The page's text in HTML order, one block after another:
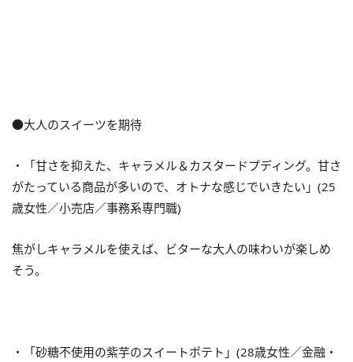
●大人のスイーツを期待
・「甘さを抑えた、キャラメル＆カスタードプディング。甘さ
がたっている商品が多いので、オトナな感じでいきたい」(25
歳女性／小売店／事務系専門職)
焦がしキャラメルを使えば、ビターな大人の味わいが楽しめ
そう。
・「砂糖不使用の紫芋のスイートポテト」(28歳女性／金融・